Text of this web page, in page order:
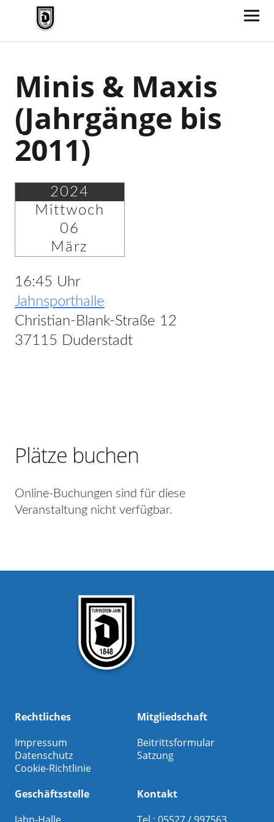
TV Jahn Duderstadt
Minis & Maxis
(Jahrgänge bis
2011)
2024
Mittwoch
06
März
16:45 Uhr
Jahnsporthalle
Christian-Blank-Straße 12
37115 Duderstadt
Plätze buchen
Online-Buchungen sind für diese
Veranstaltung nicht verfügbar.
Rechtliches
Impressum
Datenschutz
Cookie-Richtlinie
Mitgliedschaft
Beitrittsformular
Satzung
Geschäftsstelle
Kontakt